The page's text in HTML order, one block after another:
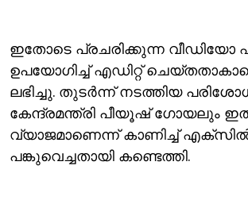
ഇതോടെ പ്രചരിക്കുന്ന
ഉപയോഗിച്ച് എഡിറ്റ്
ലഭിച്ചു. തുടര്‍ന്ന് നടത്തിയ
കേന്ദ്രമന്ത്രി പീയൂഷ് ഗോയലും
വ്യാജമാണെന്ന് കാണിച്ച്
പങ്കുവെച്ചതായി കണ്ടെത്തി.